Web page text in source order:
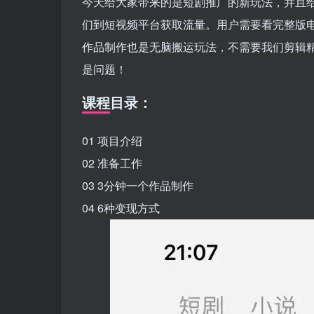
们到短视频平台获取流量。用户需要看完整
作品制作也是无脑搬运玩法，不需要我们剪
是问题！
课程目录：
01 项目介绍
02 准备工作
03 3分钟一个作品制作
04 6种变现方式